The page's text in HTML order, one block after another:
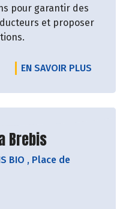
pour garantir des
et proposer
EN SAVOIR PLUS
Brebis
BIO , Place de